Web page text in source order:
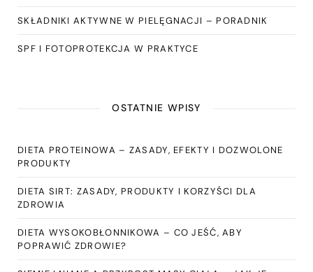
SKŁADNIKI AKTYWNE W PIELĘGNACJI – PORADNIK
SPF I FOTOPROTEKCJA W PRAKTYCE
OSTATNIE WPISY
DIETA PROTEINOWA – ZASADY, EFEKTY I DOZWOLONE
PRODUKTY
DIETA SIRT: ZASADY, PRODUKTY I KORZYŚCI DLA
ZDROWIA
DIETA WYSOKOBŁONNIKOWA – CO JEŚĆ, ABY
POPRAWIĆ ZDROWIE?